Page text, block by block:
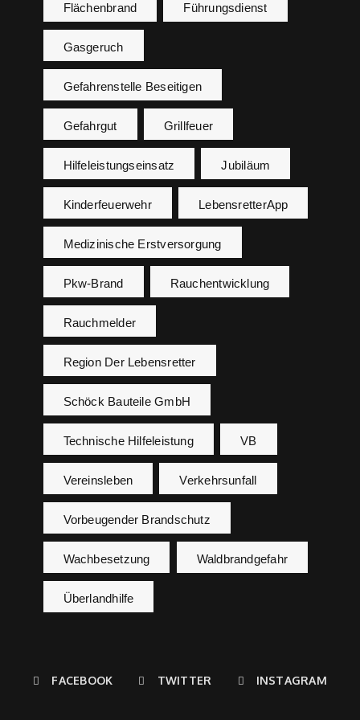
Flächenbrand Führungsdienst
Gasgeruch
Gefahrenstelle Beseitigen
Gefahrgut Grillfeuer
Hilfeleistungseinsatz Jubiläum
Kinderfeuerwehr LebensretterApp
Medizinische Erstversorgung
Pkw-Brand Rauchentwicklung
Rauchmelder
Region Der Lebensretter
Schöck Bauteile GmbH
Technische Hilfeleistung VB
Vereinsleben Verkehrsunfall
Vorbeugender Brandschutz
Wachbesetzung Waldbrandgefahr
Überlandhilfe
FACEBOOK TWITTER INSTAGRAM